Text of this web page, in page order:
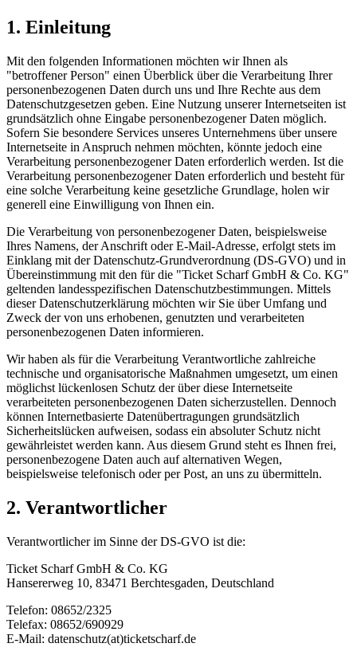
1. Einleitung
Mit den folgenden Informationen möchten wir Ihnen als
"betroffener Person" einen Überblick über die Verarbeitung Ihrer
personenbezogenen Daten durch uns und Ihre Rechte aus dem
Datenschutzgesetzen geben. Eine Nutzung unserer Internetseiten ist
grundsätzlich ohne Eingabe personenbezogener Daten möglich.
Sofern Sie besondere Services unseres Unternehmens über unsere
Internetseite in Anspruch nehmen möchten, könnte jedoch eine
Verarbeitung personenbezogener Daten erforderlich werden. Ist die
Verarbeitung personenbezogener Daten erforderlich und besteht für
eine solche Verarbeitung keine gesetzliche Grundlage, holen wir
generell eine Einwilligung von Ihnen ein.
Die Verarbeitung von personenbezogener Daten, beispielsweise
Ihres Namens, der Anschrift oder E-Mail-Adresse, erfolgt stets im
Einklang mit der Datenschutz-Grundverordnung (DS-GVO) und in
Übereinstimmung mit den für die "Ticket Scharf GmbH & Co. KG"
geltenden landesspezifischen Datenschutzbestimmungen. Mittels
dieser Datenschutzerklärung möchten wir Sie über Umfang und
Zweck der von uns erhobenen, genutzten und verarbeiteten
personenbezogenen Daten informieren.
Wir haben als für die Verarbeitung Verantwortliche zahlreiche
technische und organisatorische Maßnahmen umgesetzt, um einen
möglichst lückenlosen Schutz der über diese Internetseite
verarbeiteten personenbezogenen Daten sicherzustellen. Dennoch
können Internetbasierte Datenübertragungen grundsätzlich
Sicherheitslücken aufweisen, sodass ein absoluter Schutz nicht
gewährleistet werden kann. Aus diesem Grund steht es Ihnen frei,
personenbezogene Daten auch auf alternativen Wegen,
beispielsweise telefonisch oder per Post, an uns zu übermitteln.
2. Verantwortlicher
Verantwortlicher im Sinne der DS-GVO ist die:
Ticket Scharf GmbH & Co. KG
Hansererweg 10, 83471 Berchtesgaden, Deutschland
Telefon: 08652/2325
Telefax: 08652/690929
E-Mail: datenschutz(at)ticketscharf.de